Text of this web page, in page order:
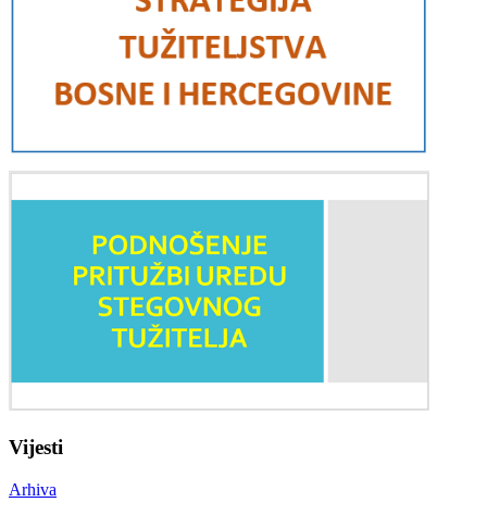
Vijesti
Arhiva